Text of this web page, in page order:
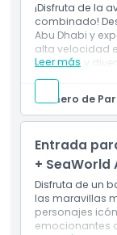
¡Disfruta de la
combinado!
Abu Dhabi y
alta velocidad
emoción y
Leer más
Incluye
Entrada
SeaWorld
Acceso
Número de
Entrada
+ SeaWorld
Disfruta de un
las maravillas
personajes
emocionantes